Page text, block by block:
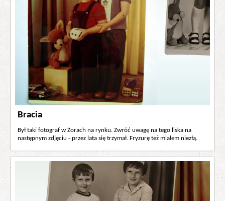
Bracia
Był taki fotograf w Żorach na rynku. Zwróć uwagę na tego liska na
następnym zdjęciu - przez lata się trzymał. Fryzurę też miałem niezłą.